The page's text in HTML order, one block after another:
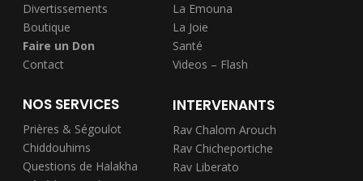
Divertissements
Boutique
Faire un Don
Contact
La Emouna
La Joie
Santé
Videos – Flash
NOS SERVICES
Prières & Ségoulot
Chiddouhims
Questions de Halakha
INTERVENANTS
Rav Chalom Arouch
Rav Chicheportiche
Rav Liberato